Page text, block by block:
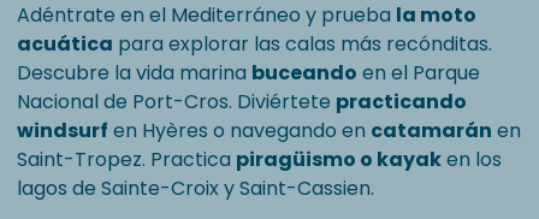
Adéntrate en el Mediterráneo y prueba la moto
acuática para explorar las calas más recónditas.
Descubre la vida marina buceando en el Parque
Nacional de Port-Cros. Diviértete practicando
windsurf en Hyères o navegando en catamarán en
Saint-Tropez. Practica piragüismo o kayaken los
lagos de Sainte-Croix y Saint-Cassien.